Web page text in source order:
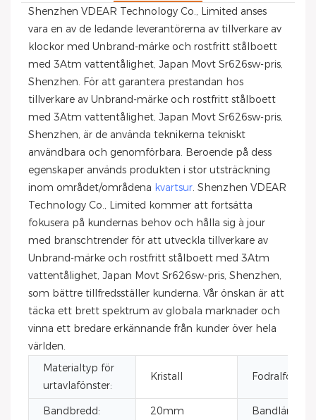
Shenzhen VDEAR Technology Co., Limited anses
vara en av de ledande leverantörerna av tillverkare av
klockor med Unbrand-märke och rostfritt stålboett
med 3Atm vattentålighet, Japan Movt Sr626sw-pris,
Shenzhen. För att garantera prestandan hos
tillverkare av Unbrand-märke och rostfritt stålboett
med 3Atm vattentålighet, Japan Movt Sr626sw-pris,
Shenzhen, är de använda teknikerna tekniskt
användbara och genomförbara. Beroende på dess
egenskaper används produkten i stor utsträckning
inom området/områdena kvartsur. Shenzhen VDEAR
Technology Co., Limited kommer att fortsätta
fokusera på kundernas behov och hålla sig à jour
med branschtrender för att utveckla tillverkare av
Unbrand-märke och rostfritt stålboett med 3Atm
vattentålighet, Japan Movt Sr626sw-pris, Shenzhen,
som bättre tillfredsställer kunderna. Vår önskan är att
täcka ett brett spektrum av globala marknader och
vinna ett bredare erkännande från kunder över hela
världen.
Materialtyp för
urtavlafönster:
Kristall Fodralform:
Bandbredd: 20mm
Bandlängd: